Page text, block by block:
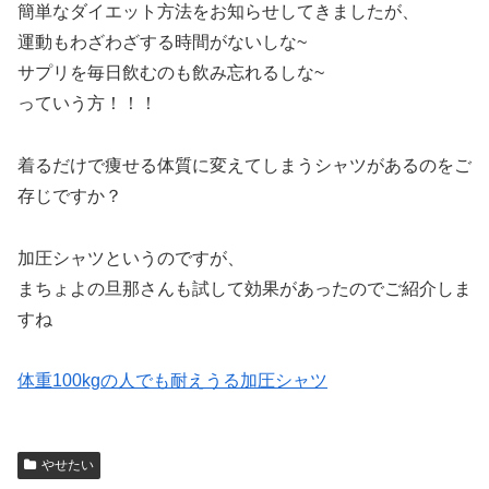
簡単なダイエット方法をお知らせしてきましたが、
運動もわざわざする時間がないしな~
サプリを毎日飲むのも飲み忘れるしな~
っていう方！！！
着るだけで痩せる体質に変えてしまうシャツがあるのをご
存じですか？
加圧シャツというのですが、
まちょよの旦那さんも試して効果があったのでご紹介しま
すね
体重100kgの人でも耐えうる加圧シャツ
やせたい